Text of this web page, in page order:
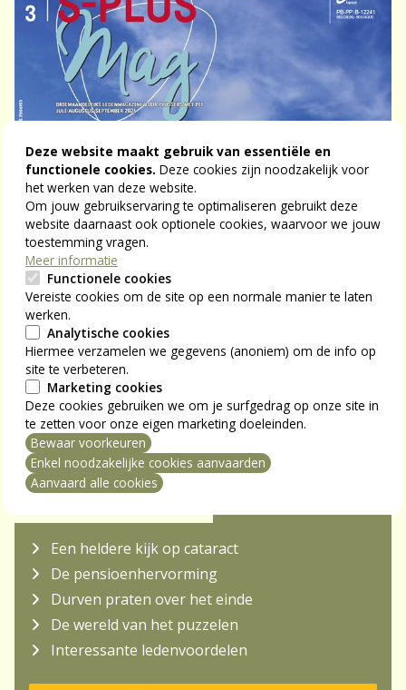
Een heldere kijk op cataract
De pensioenhervorming
Durven praten over het einde
De wereld van het puzzelen
Interessante ledenvoordelen
Deze website maakt gebruik van essentiële en
functionele cookies. Deze cookies zijn noodzakelijk voor
het werken van deze website.
Om jouw gebruikservaring te optimaliseren gebruikt deze
website daarnaast ook optionele cookies, waarvoor we jouw
toestemming vragen.
Meer informatie
Functionele cookies
Vereiste cookies om de site op een normale manier te laten
werken.
Analytische cookies
Hiermee verzamelen we gegevens (anoniem) om de info op
site te verbeteren.
Marketing cookies
Deze cookies gebruiken we om je surfgedrag op onze site in
te zetten voor onze eigen marketing doeleinden.
Bewaar voorkeuren
Enkel noodzakelijke cookies aanvaarden
Aanvaard alle cookies
intrekken